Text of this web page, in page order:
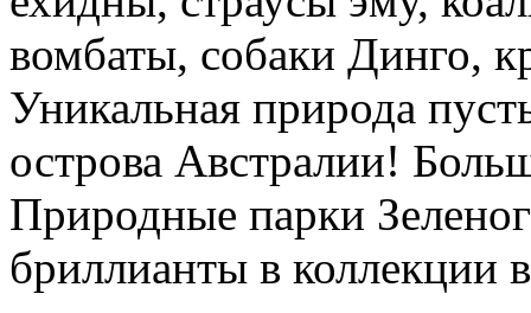
вомбаты, собаки Динго,
Уникальная природа
острова Австралии!
Природные парки
бриллианты в коллекции